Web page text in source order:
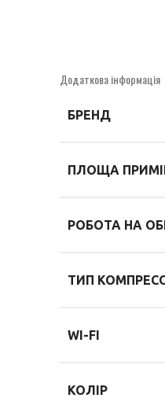
Додаткова інформація
БРЕНД
ПЛОЩА
РОБОТА НА
ТИП
WI-FI
КОЛІР